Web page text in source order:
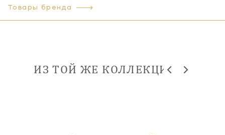
Товары бренда
ИЗ ТОЙ ЖЕ КОЛЛЕКЦИИ